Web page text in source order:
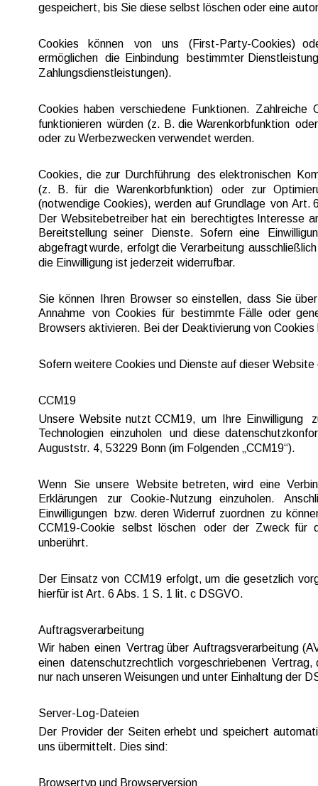
gespeichert, bis Sie diese selbst löschen oder eine
Cookies können von uns (First-Party-Cookies)
ermöglichen die Einbindung bestimmter
Zahlungsdienstleistungen).
Cookies haben verschiedene Funktionen. Zahlreiche
funktionieren würden (z. B. die Warenkorbfunktion
oder zu Werbezwecken verwendet werden.
Cookies, die zur Durchführung des elektronischen
(z. B. für die Warenkorbfunktion) oder zur
(notwendige Cookies), werden auf Grundlage von Art.
Der Websitebetreiber hat ein berechtigtes Interesse
Bereitstellung seiner Dienste. Sofern eine
abgefragt wurde, erfolgt die Verarbeitung
die Einwilligung ist jederzeit widerrufbar.
Sie können Ihren Browser so einstellen, dass Sie
Annahme von Cookies für bestimmte Fälle oder
Browsers aktivieren. Bei der Deaktivierung von
Sofern weitere Cookies und Dienste auf dieser
CCM19
Unsere Website nutzt CCM19, um Ihre Einwilligung
Technologien einzuholen und diese
Auguststr. 4, 53229 Bonn (im Folgenden „CCM19“).
Wenn Sie unsere Website betreten, wird eine
Erklärungen
zur Cookie-Nutzung einzuholen.
Einwilligungen
bzw. deren Widerruf zuordnen zu
CCM19-Cookie
selbst löschen oder der Zweck für
unberührt.
Der Einsatz von CCM19 erfolgt, um die gesetzlich
hierfür ist Art. 6 Abs. 1 S. 1 lit. c DSGVO.
Auftragsverarbeitung
Wir haben einen Vertrag über Auftragsverarbeitung
einen datenschutzrechtlich vorgeschriebenen
nur nach unseren Weisungen und unter Einhaltung der
Server-Log-Dateien
Der Provider der Seiten erhebt und speichert
uns übermittelt. Dies sind:
Browsertyp und Browserversion